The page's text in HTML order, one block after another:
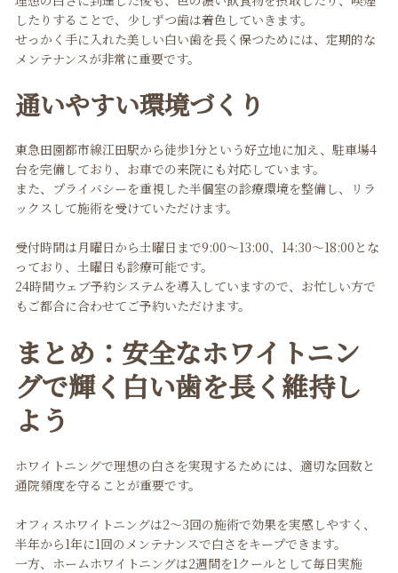
したりすることで、少しずつ歯は着色していきます。
せっかく手に入れた美しい白い歯を長く保つためには、定期的な
メンテナンスが非常に重要です。
通いやすい環境づくり
東急田園都市線江田駅から徒歩1分という好立地に加え、駐車場4
台を完備しており、お車での来院にも対応しています。
また、プライバシーを重視した半個室の診療環境を整備し、リラ
ックスして施術を受けていただけます。
受付時間は月曜日から土曜日まで9:00〜13:00、14:30〜18:00とな
っており、土曜日も診療可能です。
24時間ウェブ予約システムを導入していますので、お忙しい方で
もご都合に合わせてご予約いただけます。
まとめ：安全なホワイトニン
グで輝く白い歯を長く維持し
よう
ホワイトニングで理想の白さを実現するためには、適切な回数と
通院頻度を守ることが重要です。
オフィスホワイトニングは2〜3回の施術で効果を実感しやすく、
半年から1年に1回のメンテナンスで白さをキープできます。
一方、ホームホワイトニングは2週間を1クールとして毎日実施